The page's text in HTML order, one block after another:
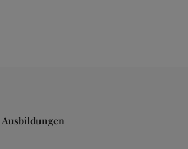
Ausbildungen